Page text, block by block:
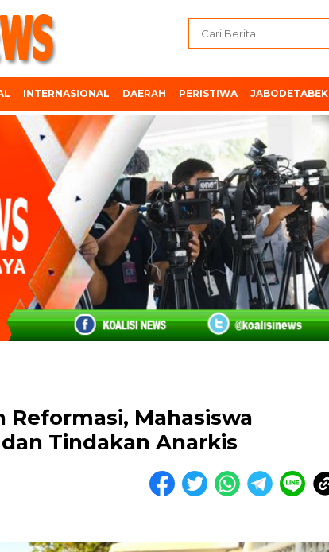
INTERNASIONAL DAERAH PERISTIWA JABODETABEK
Mahasiswa
Tindakan Anarkis